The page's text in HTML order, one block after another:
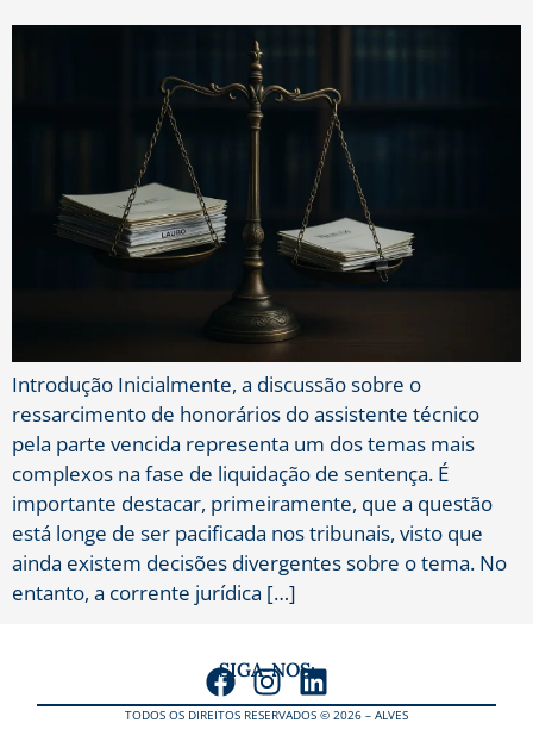
Introdução Inicialmente, a discussão sobre o
ressarcimento de honorários do assistente técnico
pela parte vencida representa um dos temas mais
complexos na fase de liquidação de sentença. É
importante destacar, primeiramente, que a questão
está longe de ser pacificada nos tribunais, visto que
ainda existem decisões divergentes sobre o tema. No
entanto, a corrente jurídica […]
SIGA-NOS:
TODOS OS DIREITOS RESERVADOS © 2026 – ALVES